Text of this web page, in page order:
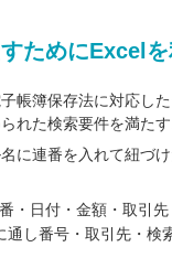
ためにExcel
帳簿保存法に対応し
れた検索要件を満た
に連番を入れて紐づ
・日付・金額・取引
通し番号・取引先・検